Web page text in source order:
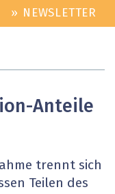
» NEWSLETTER
Anteile
trennt sich
Teilen des